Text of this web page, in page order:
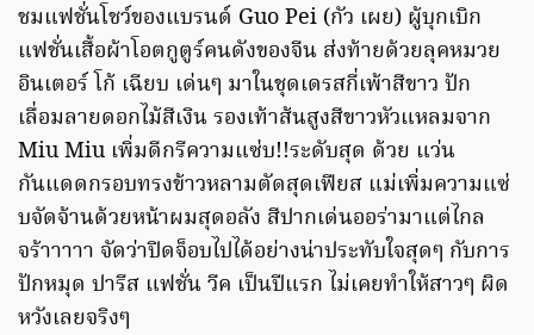
ชมแฟชั่นโชว์ของแบรนด์ Guo Pei (กัว เผย) ผู้บุกเบิก
แฟชั่นเสื้อผ้าโอตกูตูร์คนดังของจีน ส่งท้ายด้วยลุคหมวย
อินเตอร์ โก้ เฉียบ เด่นๆ มาในชุดเดรสกี่เพ้าสีขาว ปัก
เลื่อมลายดอกไม้สีเงิน รองเท้าส้นสูงสีขาวหัวแหลมจาก
Miu Miu เพิ่มดีกรีความแซ่บ!!ระดับสุด ด้วย แว่น
กันแดดกรอบทรงข้าวหลามตัดสุดเฟียส แม่เพิ่มความแซ่
บจัดจ้านด้วยหน้าผมสุดอลัง สีปากเด่นออร่ามาแต่ไกล
จร้าาาาา จัดว่าปิดจ็อบไปได้อย่างน่าประทับใจสุดๆ กับการ
ปักหมุด ปารีส แฟชั่น วีค เป็นปีแรก ไม่เคยทำให้สาวๆ ผิด
หวังเลยจริงๆ